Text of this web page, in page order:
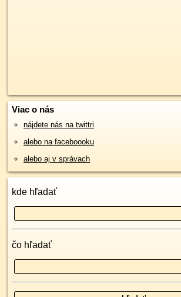
Viac o nás
nájdete nás na twittri
alebo na faceboooku
alebo aj v správach
kde hľadať
čo hľadať